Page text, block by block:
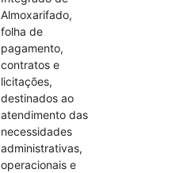
Almoxarifado,
folha de
pagamento,
contratos e
licitações,
destinados ao
atendimento das
necessidades
administrativas,
operacionais e